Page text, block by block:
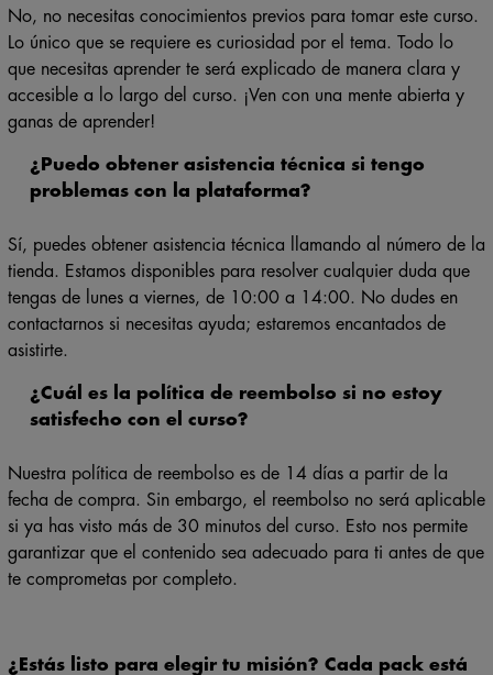
No, no necesitas conocimientos previos para tomar este curso.
Lo único que se requiere es curiosidad por el tema. Todo lo
que necesitas aprender te será explicado de manera clara y
accesible a lo largo del curso. ¡Ven con una mente abierta y
ganas de aprender!
¿Puedo obtener asistencia técnica si tengo
problemas con la plataforma?
Sí, puedes obtener asistencia técnica llamando al número de la
tienda. Estamos disponibles para resolver cualquier duda que
tengas de lunes a viernes, de 10:00 a 14:00. No dudes en
contactarnos si necesitas ayuda; estaremos encantados de
asistirte.
¿Cuál es la política de reembolso si no estoy
satisfecho con el curso?
Nuestra política de reembolso es de 14 días a partir de la
fecha de compra. Sin embargo, el reembolso no será aplicable
si ya has visto más de 30 minutos del curso. Esto nos permite
garantizar que el contenido sea adecuado para ti antes de que
te comprometas por completo.
¿Estás listo para elegir tu misión? Cada pack está